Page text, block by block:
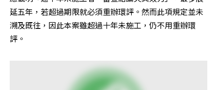
延五年，若超過期限就必須重辦環評。然而此項規定並未
溯及既往，因此本案雖超過十年未施工，仍不用重辦環
評。